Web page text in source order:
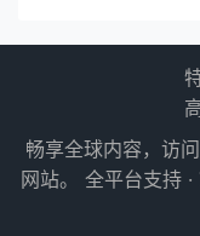
畅享全球内容，访
网站。 全平台支持